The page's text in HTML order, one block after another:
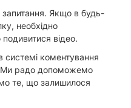
запитання. Якщо в будь-
необхідно
відео.
системі коментування
Ми радо допоможемо
те, що залишилося